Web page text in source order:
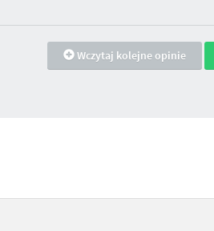
Wczytaj kolejne opinie